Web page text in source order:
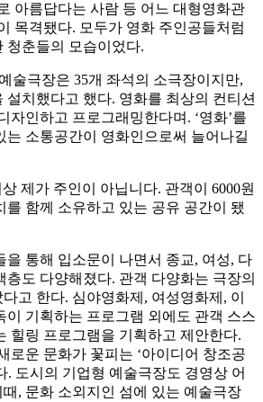
아름답다는 사람 등 어느 대형영화관
목격됐다. 모두가 영화 주인공들처럼
청춘들의 모습이었다.
술극장은 35개 좌석의 소극장이지만,
설치했다고 했다. 영화를 최상의 컨티션
자인하고 프로그래밍한다며. ‘영화’를
는 소통공간이 영화인으로써 늘어나길
제가 주인이 아닙니다. 관객이 6000원
를 함께 소유하고 있는 공유 공간이 됐
을 통해 입소문이 나면서 종교, 여성, 다
층도 다양해졌다. 관객 다양화는 극장의
고 한다. 심야영화제, 여성영화제, 이
이 기획하는 프로그램 외에도 관객 스스
힐링 프로그램을 기획하고 제안한다.
로운 문화가 꽃피는 ‘아이디어 창조공
. 도시의 기업형 예술극장도 경영상 어
, 문화 소외지인 섬에 있는 예술극장